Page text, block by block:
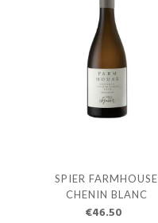
SPIER FARMHOUSE
CHENIN BLANC
€46.50